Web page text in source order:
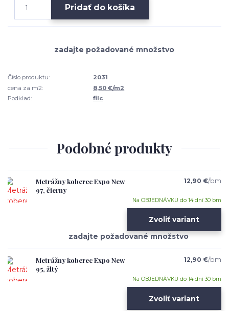
Pridať do košíka
Číslo produktu:
2031
cena za m2:
8,50 €/m2
Podklad:
filc
Podobné produkty
Metrážny koberec Expo New
97, čierny
12,90 €/bm
Na OBJEDNÁVKU do 14 dní 30 bm
Zvoliť variant
Metrážny koberec Expo New
95, žltý
12,90 €/bm
Na OBJEDNÁVKU do 14 dní 30 bm
Zvoliť variant